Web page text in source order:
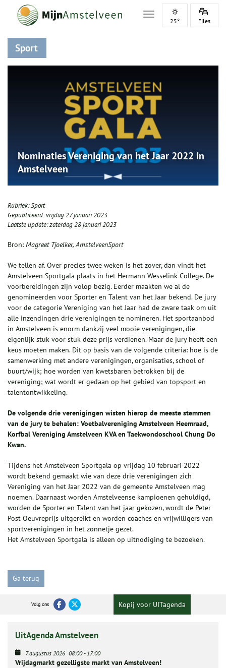
Toggle navigation
25° Files
Sport
Nominaties Vereniging van het Jaar 2022 in
Amstelveen
Rubriek:Sport
Gepubliceerd:vrijdag 27 januari 2023
Laatste update:zaterdag 28 januari 2023
Bron: Magreet Tjoelker, AmstelveenSport
We tellen af. Over precies twee weken is het zover, dan vindt het
Amstelveen Sportgala plaats in het Hermann Wesselink College. De
voorbereidingen zijn volop bezig. Eerder maakten we al de
genomineerden voor Sporter en Talent van het Jaar bekend. De jury
voor de categorie Vereniging van het Jaar had de zware taak om uit
alle inzendingen drie verenigingen te nomineren. Het sportaanbod
in Amstelveen is enorm dankzij veel mooie verenigingen, die
eigenlijk stuk voor stuk deze prijs verdienen. Maar de jury heeft een
keus moeten maken. Dit op basis van de volgende criteria: hoe is de
samenwerking met andere verenigingen, organisaties, school of
buurt/wijk; hoe worden van kwetsbaren betrokken bij de
vereniging; wat wordt er gedaan op het gebied van topsport en
talentontwikkeling.
De volgende drie verenigingen wisten hierop de meeste stemmen
van de jury te behalen: Voetbalvereniging Amstelveen Heemraad,
Korfbal Vereniging Amstelveen KVA en Taekwondoschool Chung Do
Kwan.
Tijdens het Amstelveen Sportgala op vrijdag 10 februari 2022
wordt bekend gemaakt wie van deze drie verenigingen zich
Vereniging van het Jaar 2022 van de gemeente Amstelveen mag
noemen. Daarnaast worden Amstelveense kampioenen gehuldigd,
worden de Sporter en Talent van het jaar gekozen, wordt de Peter
Post Oeuvreprijs uitgereikt en worden coaches en vrijwilligers van
sportverenigingen in het zonnetje gezet.
Het Amstelveen Sportgala is alleen op uitnodiging te bezoeken.
Ga terug
Volg ons Kopij voor UITagenda
UitAgenda Amstelveen
7 augustus 2026 08:00-17:00
Vrijdagmarkt gezelligste markt van Amstelveen!